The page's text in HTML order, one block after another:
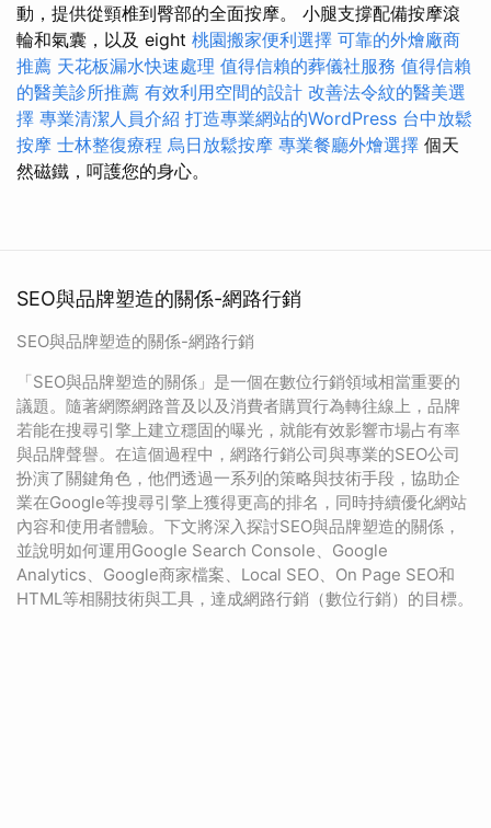
動，提供從頸椎到臀部的全面按摩。 小腿支撐配備按摩滾
輪和氣囊，以及 eight 桃園搬家便利選擇 可靠的外燴廠商
推薦 天花板漏水快速處理 值得信賴的葬儀社服務 值得信賴
的醫美診所推薦 有效利用空間的設計 改善法令紋的醫美選
擇 專業清潔人員介紹 打造專業網站的WordPress 台中放鬆
按摩 士林整復療程 烏日放鬆按摩 專業餐廳外燴選擇 個天
然磁鐵，呵護您的身心。
SEO與品牌塑造的關係-網路行銷
SEO與品牌塑造的關係-網路行銷
「SEO與品牌塑造的關係」是一個在數位行銷領域相當重要的
議題。隨著網際網路普及以及消費者購買行為轉往線上，品牌
若能在搜尋引擎上建立穩固的曝光，就能有效影響市場占有率
與品牌聲譽。在這個過程中，網路行銷公司與專業的SEO公司
扮演了關鍵角色，他們透過一系列的策略與技術手段，協助企
業在Google等搜尋引擎上獲得更高的排名，同時持續優化網站
內容和使用者體驗。下文將深入探討SEO與品牌塑造的關係，
並說明如何運用Google Search Console、Google
Analytics、Google商家檔案、Local SEO、On Page SEO和
HTML等相關技術與工具，達成網路行銷（數位行銷）的目標。